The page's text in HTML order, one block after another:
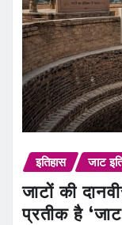
इतिहास जाट
जाटों की
प्रतीक है